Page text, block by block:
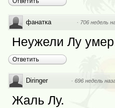
фанатка · 706 недель
Неужели Лу
Ответить
Diringer · 696 недель
Жаль Лу.